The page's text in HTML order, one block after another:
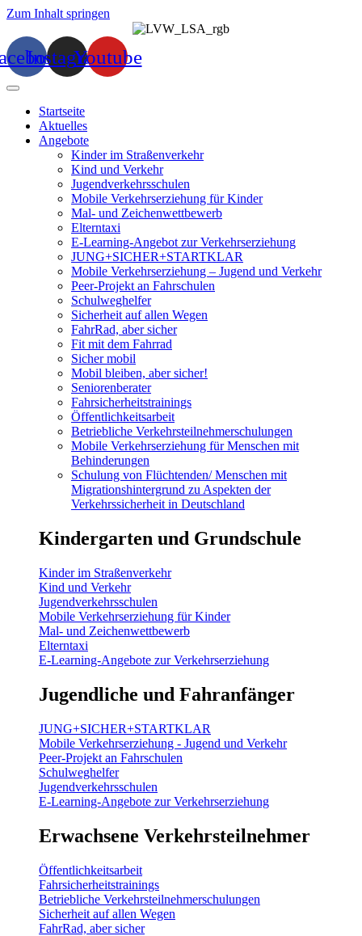
Zum Inhalt springen
InstagramYoutube
Startseite
Aktuelles
Angebote
Kinder im Straßenverkehr
Kind und Verkehr
Jugendverkehrsschulen
Mobile Verkehrserziehung für Kinder
Mal- und Zeichenwettbewerb
Elterntaxi
E-Learning-Angebot zur Verkehrserziehung
JUNG+SICHER+STARTKLAR
Mobile Verkehrserziehung – Jugend und Verkehr
Peer-Projekt an Fahrschulen
Schulweghelfer
Sicherheit auf allen Wegen
FahrRad, aber sicher
Fit mit dem Fahrrad
Sicher mobil
Mobil bleiben, aber sicher!
Seniorenberater
Fahrsicherheitstrainings
Öffentlichkeitsarbeit
Betriebliche Verkehrsteilnehmerschulungen
Mobile Verkehrserziehung für Menschen mit
Behinderungen
Schulung von Flüchtenden/ Menschen mit
Migrationshintergrund zu Aspekten der
Verkehrssicherheit in Deutschland
Kindergarten und Grundschule
Kinder im Straßenverkehr
Kind und Verkehr
Jugendverkehrsschulen
Mobile Verkehrserziehung für Kinder
Mal- und Zeichenwettbewerb
Elterntaxi
E-Learning-Angebote zur Verkehrserziehung
Jugendliche und Fahranfänger
JUNG+SICHER+STARTKLAR
Mobile Verkehrserziehung - Jugend und Verkehr
Peer-Projekt an Fahrschulen
Schulweghelfer
Jugendverkehrsschulen
E-Learning-Angebote zur Verkehrserziehung
Erwachsene Verkehrsteilnehmer
Öffentlichkeitsarbeit
Fahrsicherheitstrainings
Betriebliche Verkehrsteilnehmerschulungen
Sicherheit auf allen Wegen
FahrRad, aber sicher